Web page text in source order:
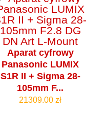
Aparat cyfrowy
Panasonic LUMIX
S1R II + Sigma 28-
105mm F...
21309.00 zł